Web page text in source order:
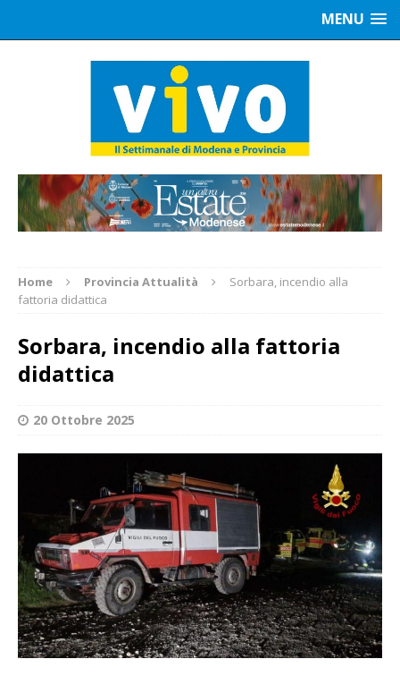
MENU
Home Provincia Attualità
Sorbara, incendio alla
fattoria didattica
Sorbara, incendio alla fattoria
didattica
20 Ottobre 2025